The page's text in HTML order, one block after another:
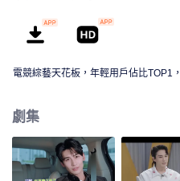
電競綜藝天花板，年輕用戶佔比TOP1
劇集